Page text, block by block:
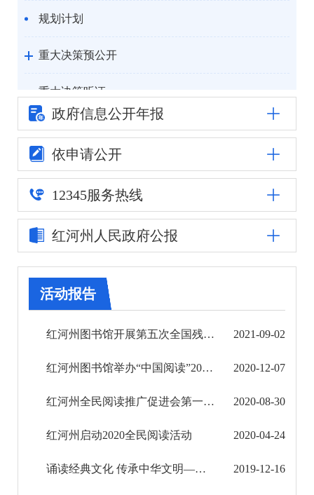
规划计划
重大决策预公开
重大决策听证
统计信息
自然资源
公安司法
重点领域信息公开
审批改革
住房保障信息公开
审计结果公告
公共资源交易信息公开
应急管理信息公开
政府信息公开年报
依申请公开
12345服务热线
红河州人民政府公报
活动报告
红河州图书馆开展第五次全国残疾预防日宣传教育活动 2021-09-02
红河州图书馆举办“中国阅读”2019年图书推荐展 2020-12-07
红河州全民阅读推广促进会第一次会员大会暨成立大会顺利召开 2020-08-30
红河州启动2020全民阅读活动 2020-04-24
诵读经典文化 传承中华文明——“水碾茶香文心书韵”冬季主题品读活动 2019-12-16